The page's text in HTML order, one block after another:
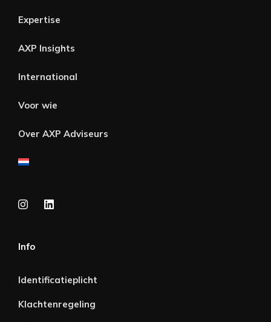
Expertise
AXP Insights
International
Voor wie
Over AXP Adviseurs
Info
Identificatieplicht
Klachtenregeling